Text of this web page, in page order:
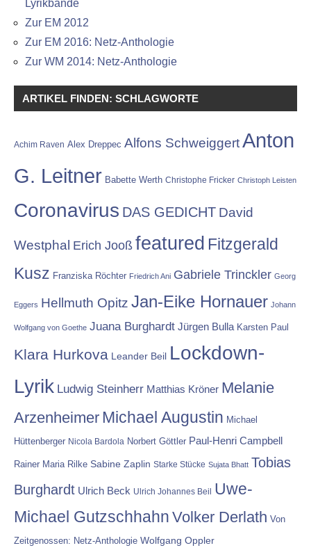
Lyrikbände
Zur EM 2012
Zur EM 2016: Netz-Anthologie
Zur WM 2014: Netz-Anthologie
ARTIKEL FINDEN: SCHLAGWORTE
Achim Raven Alex Dreppec Alfons SchweiggertAnton
G. Leitner Babette Werth Christophe Fricker Christoph Leisten
Coronavirus DAS GEDICHT David
Westphal Erich Jooß featured Fitzgerald
Kusz Franziska Röchter Friedrich Ani Gabriele Trinckler Georg
Eggers Hellmuth Opitz Jan-Eike Hornauer Johann
Wolfgang von Goethe Juana Burghardt Jürgen Bulla Karsten Paul
Klara Hurkova Leander Beil Lockdown-
Lyrik Ludwig Steinherr Matthias Kröner Melanie
Arzenheimer Michael Augustin Michael
Hüttenberger Nicola Bardola Norbert Göttler Paul-Henri Campbell
Rainer Maria Rilke Sabine Zaplin Starke Stücke Sujata Bhatt Tobias
Burghardt Ulrich Beck Ulrich Johannes Beil Uwe-
Michael Gutzschhahn Volker Derlath Von
Zeitgenossen: Netz-Anthologie Wolfgang Oppler